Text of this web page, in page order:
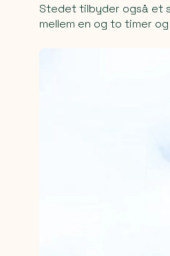
Stedet tilbyder også et
mellem en og to timer